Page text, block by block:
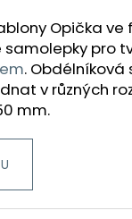
Opička
pro
.
v různých
mm.
HLEDAT